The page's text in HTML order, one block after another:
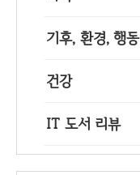
기후, 환경, 행동
건강
IT 도서 리뷰